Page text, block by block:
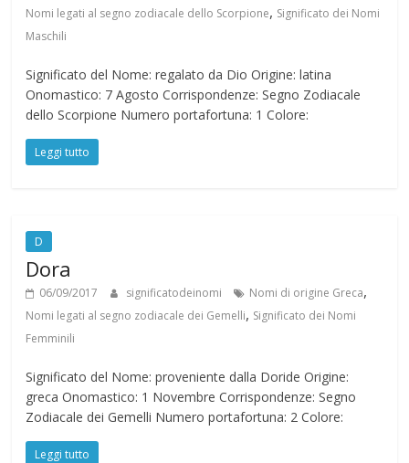
Nomi legati al segno zodiacale dello Scorpione, Significato dei Nomi
Maschili
Significato del Nome: regalato da Dio Origine: latina
Onomastico: 7 Agosto Corrispondenze: Segno Zodiacale
dello Scorpione Numero portafortuna: 1 Colore:
Leggi tutto
D
Dora
06/09/2017 significatodeinomi Nomi di origine Greca,
Nomi legati al segno zodiacale dei Gemelli, Significato dei Nomi
Femminili
Significato del Nome: proveniente dalla Doride Origine:
greca Onomastico: 1 Novembre Corrispondenze: Segno
Zodiacale dei Gemelli Numero portafortuna: 2 Colore:
Leggi tutto